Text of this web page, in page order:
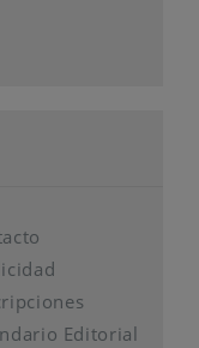
Editorial